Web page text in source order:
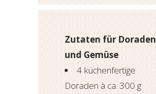
Zutaten für Doraden
und Gemüse
4 küchenfertige
Doraden à ca. 300 g